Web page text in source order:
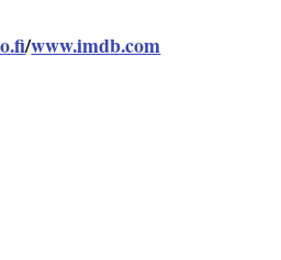
/www.imdb.com